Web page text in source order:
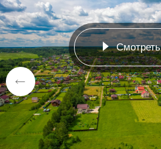
Преимущества
Инфраструктура
Отдых
Карта
Смотреть
Смотреть